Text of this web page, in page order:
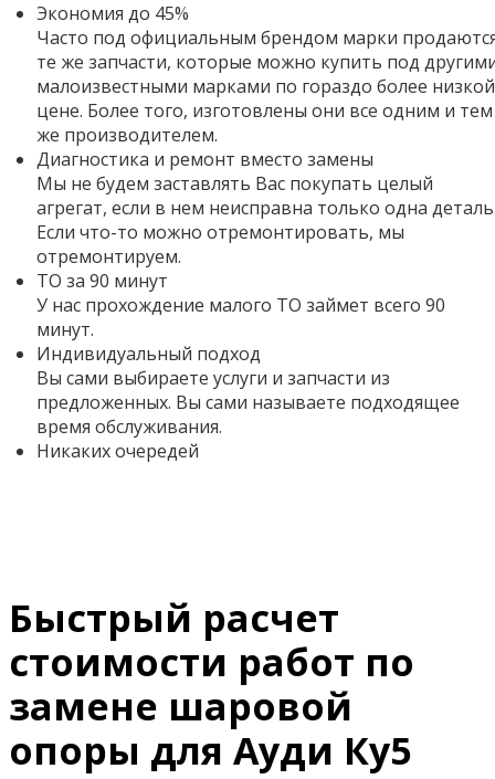
Экономия до 45%
Часто под официальным брендом марки
те же запчасти, которые можно купить под
малоизвестными марками по гораздо более низкой
цене. Более того, изготовлены они все одним и тем
же производителем.
Диагностика и ремонт вместо замены
Мы не будем заставлять Вас покупать целый
агрегат, если в нем неисправна только одна
Если что-то можно отремонтировать, мы
отремонтируем.
ТО за 90 минут
У нас прохождение малого ТО займет всего 90
минут.
Индивидуальный подход
Вы сами выбираете услуги и запчасти из
предложенных. Вы сами называете подходящее
время обслуживания.
Никаких очередей
Быстрый расчет
стоимости работ по
замене шаровой
опоры для Ауди Ку5